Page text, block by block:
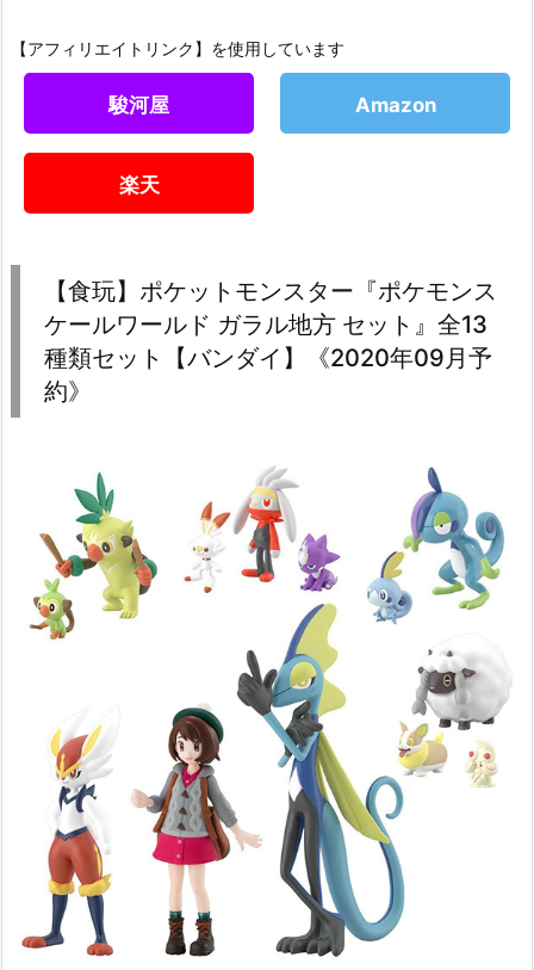
【アフィリエイトリンク】を使用しています
駿河屋 Amazon
楽天
【食玩】ポケットモンスター『ポケモンス
ケールワールド ガラル地方 セット』全13
種類セット【バンダイ】《2020年09月予
約》